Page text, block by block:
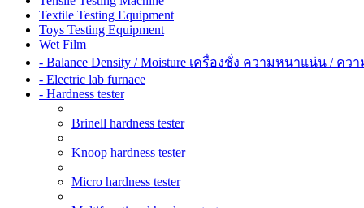
Textile Testing Equipment
Toys Testing Equipment
Wet Film
- Balance Density / Moisture เครื่องชั่ง ความหนาแน่น / คว
- Electric lab furnace
- Hardness tester
Brinell hardness tester
Knoop hardness tester
Micro hardness tester